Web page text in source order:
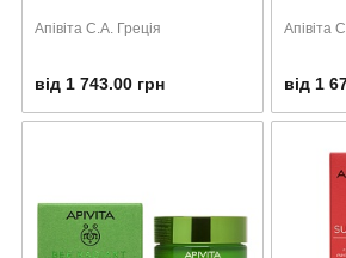
Апівіта С.А. Греція
від 1 743.00 грн
Апівіта
від 1